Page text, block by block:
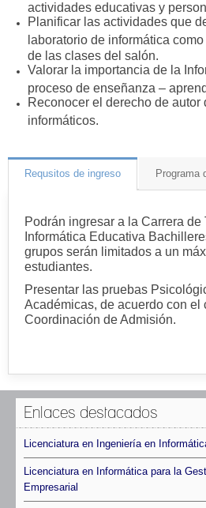
actividades educativas y
Planificar las actividades que
laboratorio de informática
de las clases del salón.
Valorar la importancia de la
proceso de enseñanza –
Reconocer el derecho de autor
informáticos.
Requsitos de ingreso Programa
Podrán ingresar a la Carrera de
Informática Educativa
grupos serán limitados a un
estudiantes.
Presentar las pruebas
Académicas, de acuerdo con el
Coordinación de Admisión.
Enlaces destacados
Licenciatura en Ingeniería en
Licenciatura en Informática para la
Empresarial